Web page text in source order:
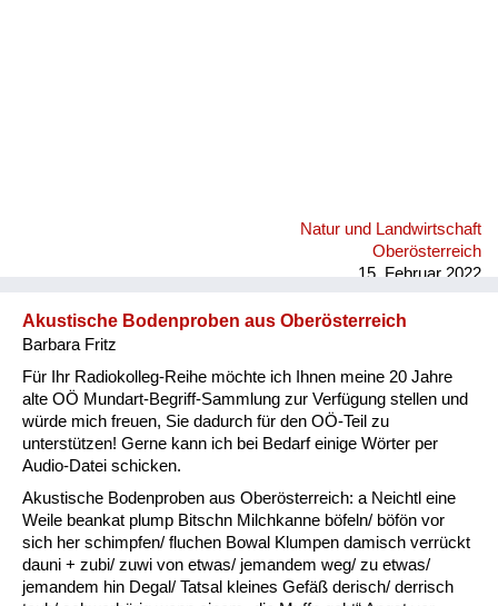
Natur und Landwirtschaft
Oberösterreich
15. Februar 2022
Akustische Bodenproben aus Oberösterreich
Barbara Fritz
Für Ihr Radiokolleg-Reihe möchte ich Ihnen meine 20 Jahre
alte OÖ Mundart-Begriff-Sammlung zur Verfügung stellen und
würde mich freuen, Sie dadurch für den OÖ-Teil zu
unterstützen! Gerne kann ich bei Bedarf einige Wörter per
Audio-Datei schicken.
Akustische Bodenproben aus Oberösterreich: a Neichtl eine
Weile beankat plump Bitschn Milchkanne böfeln/ böfön vor
sich her schimpfen/ fluchen Bowal Klumpen damisch verrückt
dauni + zubi/ zuwi von etwas/ jemandem weg/ zu etwas/
jemandem hin Degal/ Tatsal kleines Gefäß derisch/ derrisch